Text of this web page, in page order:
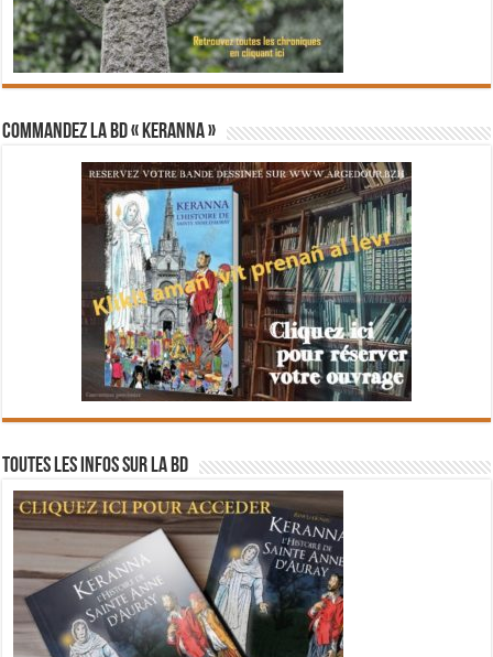
Commandez la BD « Keranna »
Toutes les infos sur la BD